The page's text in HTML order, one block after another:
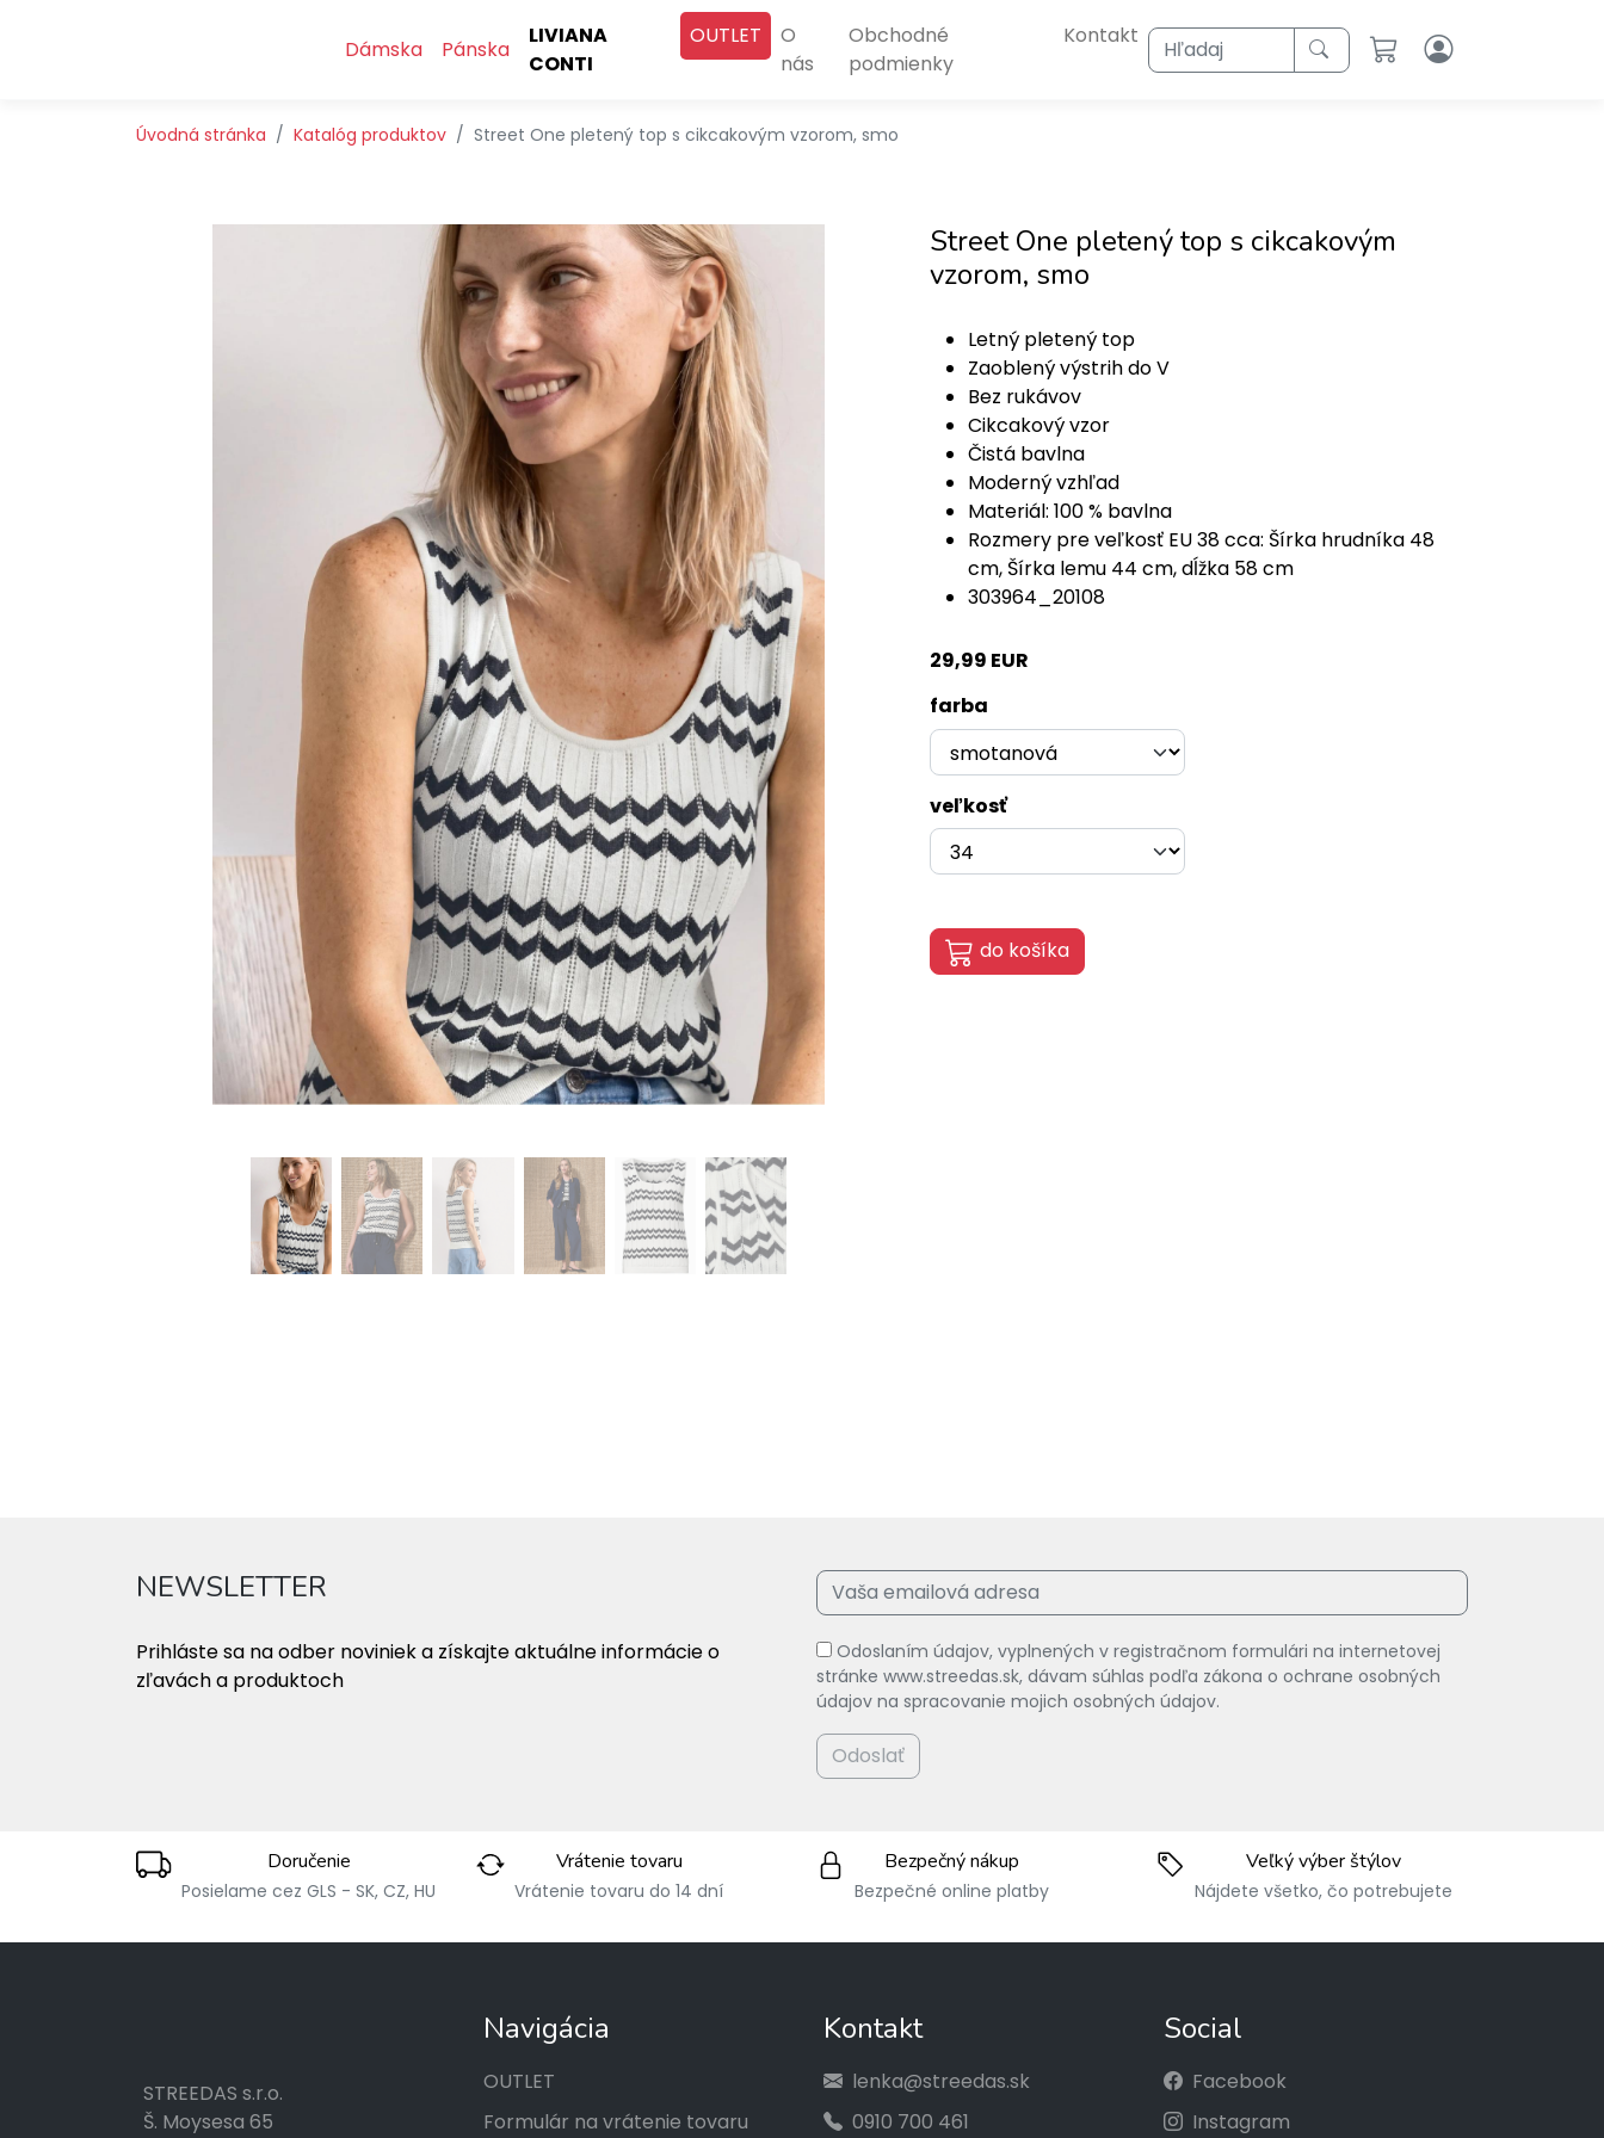
Dámska
Pánska
LIVIANA
CONTI
OUTLET
O
nás
Obchodné
podmienky
Kontakt Hľadaj
Úvodná stránka Katalóg produktov Street One pletený top s cikcakovým vzorom, smo
Street One pletený top s cikcakovým
vzorom, smo
Letný pletený top
Zaoblený výstrih do V
Bez rukávov
Cikcakový vzor
Čistá bavlna
Moderný vzhľad
Materiál: 100 % bavlna
Rozmery pre veľkosť EU 38 cca: Šírka hrudníka 48
cm, Šírka lemu 44 cm, dĺžka 58 cm
303964_20108
29,99 EUR
farba
veľkosť
do košíka
NEWSLETTER
Prihláste sa na odber noviniek a získajte aktuálne informácie o
zľavách a produktoch
Odoslaním údajov, vyplnených v registračnom formulári na internetovej
stránke www.streedas.sk, dávam súhlas podľa zákona o ochrane osobných
údajov na spracovanie mojich osobných údajov.
Odoslať
Doručenie
Posielame cez GLS - SK, CZ, HU
Vrátenie tovaru
Vrátenie tovaru do 14 dní
Bezpečný nákup
Bezpečné online platby
Veľký výber štýlov
Nájdete všetko, čo potrebujete
STREEDAS s.r.o.
Š. Moysesa 65
Navigácia
OUTLET
Formulár na vrátenie tovaru
Kontakt
lenka@streedas.sk
0910 700 461
Social
Facebook
Instagram